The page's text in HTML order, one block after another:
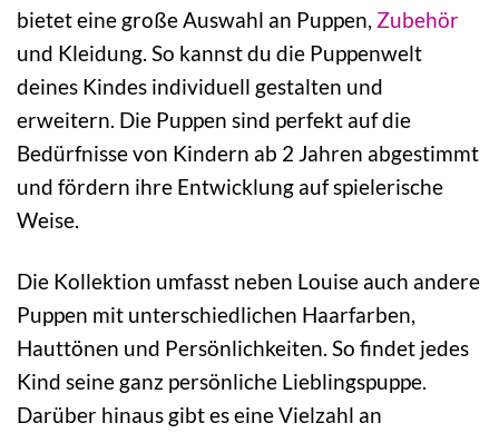
bietet eine große Auswahl an Puppen, Zubehör
und Kleidung. So kannst du die Puppenwelt
deines Kindes individuell gestalten und
erweitern. Die Puppen sind perfekt auf die
Bedürfnisse von Kindern ab 2 Jahren abgestimmt
und fördern ihre Entwicklung auf spielerische
Weise.
Die Kollektion umfasst neben Louise auch andere
Puppen mit unterschiedlichen Haarfarben,
Hauttönen und Persönlichkeiten. So findet jedes
Kind seine ganz persönliche Lieblingspuppe.
Darüber hinaus gibt es eine Vielzahl an